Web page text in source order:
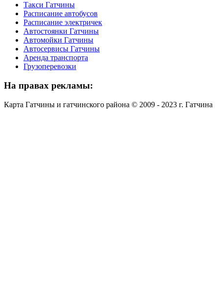
Такси Гатчины
Расписание автобусов
Расписание электричек
Автостоянки Гатчины
Автомойки Гатчины
Автосервисы Гатчины
Аренда транспорта
Грузоперевозки
На правах рекламы:
Карта Гатчины и гатчинского района © 2009 - 2023 г. Гатчина